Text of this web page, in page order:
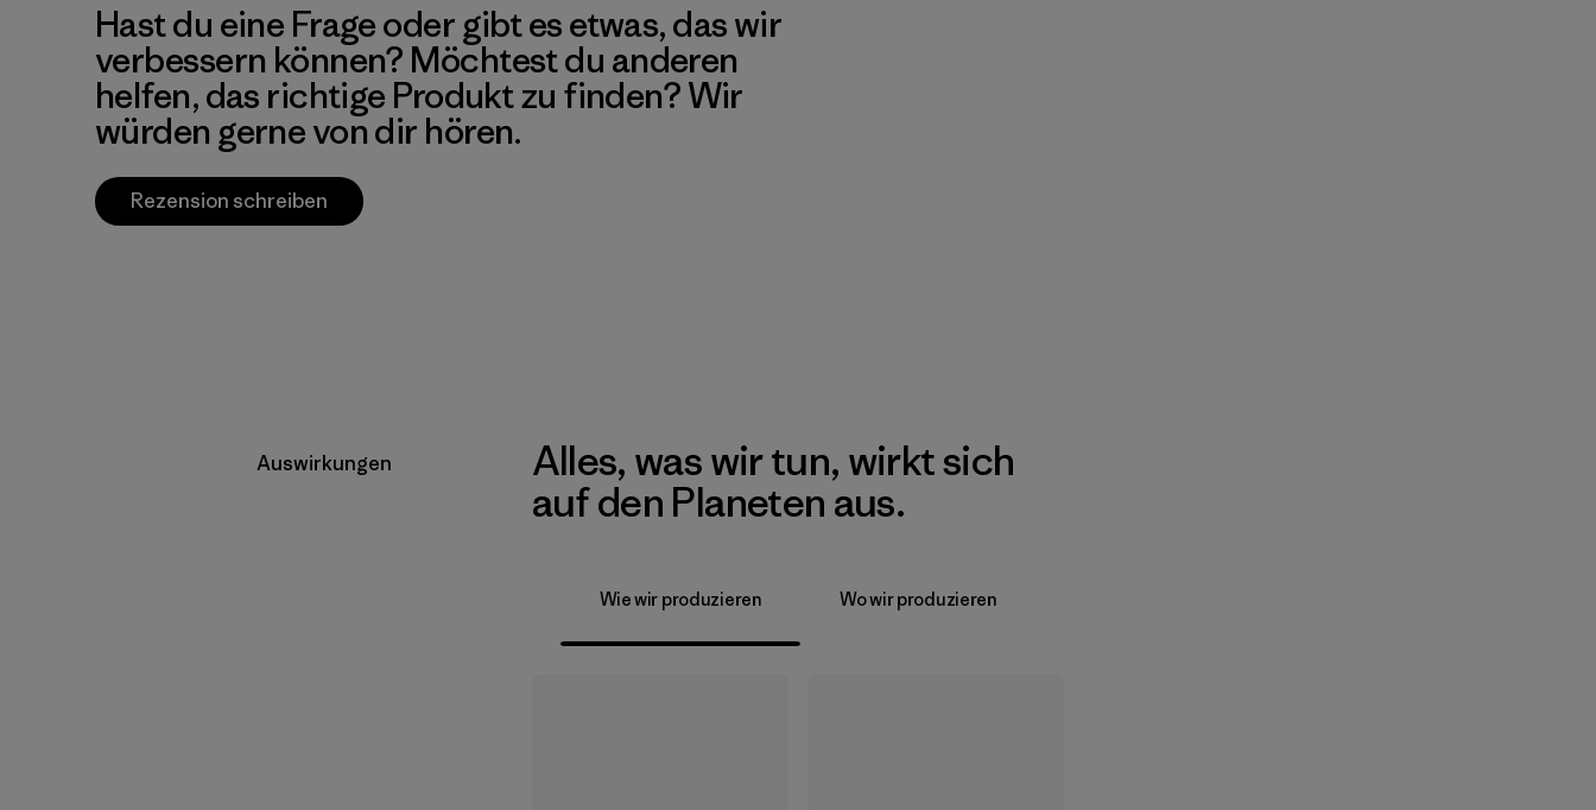
Hast du eine Frage oder gibt es etwas, das wir
verbessern können? Möchtest du anderen
helfen, das richtige Produkt zu finden? Wir
würden gerne von dir hören.
Rezension schreiben
Auswirkungen
Alles, was wir tun, wirkt sich
auf den Planeten aus.
Wie wir produzieren Wo wir produzieren